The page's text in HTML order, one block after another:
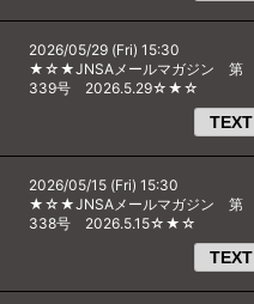
2026/05/29 (Fri) 15:30
★☆★JNSAメールマガジン 第
339号 2026.5.29☆★☆
TEXT
2026/05/15 (Fri) 15:30
★☆★JNSAメールマガジン 第
338号 2026.5.15☆★☆
TEXT